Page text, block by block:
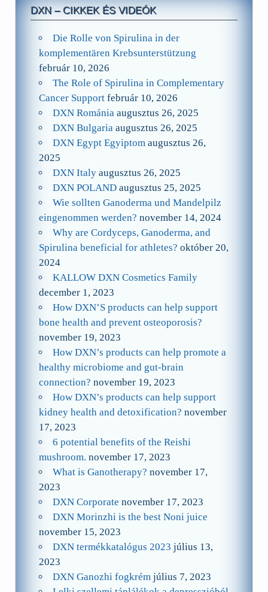
DXN – CIKKEK ÉS VIDEÓK
Die Rolle von Spirulina in der
komplementären Krebsunterstützung
február 10, 2026
The Role of Spirulina in Complementary
Cancer Support február 10, 2026
DXN Románia augusztus 26, 2025
DXN Bulgaria augusztus 26, 2025
DXN Egypt Egyiptom augusztus 26,
2025
DXN Italy augusztus 26, 2025
DXN POLAND augusztus 25, 2025
Wie sollten Ganoderma und Mandelpilz
eingenommen werden? november 14, 2024
Why are Cordyceps, Ganoderma, and
Spirulina beneficial for athletes? október 20,
2024
KALLOW DXN Cosmetics Family
december 1, 2023
How DXN’S products can help support
bone health and prevent osteoporosis?
november 19, 2023
How DXN’s products can help promote a
healthy microbiome and gut-brain
connection? november 19, 2023
How DXN’s products can help support
kidney health and detoxification? november
17, 2023
6 potential benefits of the Reishi
mushroom. november 17, 2023
What is Ganotherapy? november 17,
2023
DXN Corporate november 17, 2023
DXN Morinzhi is the best Noni juice
november 15, 2023
DXN termékkatalógus 2023 július 13,
2023
DXN Ganozhi fogkrém július 7, 2023